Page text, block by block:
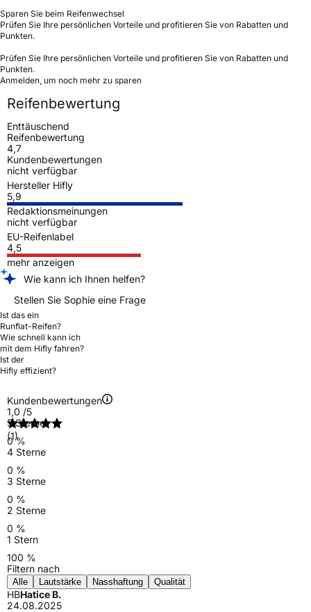
Sparen Sie beim Reifenwechsel
Prüfen Sie Ihre persönlichen Vorteile und profitieren Sie von Rabatten und
Punkten.
Prüfen Sie Ihre persönlichen Vorteile und profitieren Sie von Rabatten und
Punkten.
Anmelden, um noch mehr zu sparen
Reifenbewertung
Enttäuschend
Reifenbewertung
4,7
Kundenbewertungen
nicht verfügbar
Hersteller Hifly
5,9
Redaktionsmeinungen
nicht verfügbar
EU-Reifenlabel
4,5
mehr anzeigen
Wie kann ich Ihnen helfen?
Stellen Sie Sophie eine Frage
Ist das ein
Runflat-Reifen?
Wie schnell kann ich
mit dem Hifly fahren?
Ist der
Hifly effizient?
Kundenbewertungen
1,0 /5
(1)
5 Sterne
0 %
4 Sterne
0 %
3 Sterne
0 %
2 Sterne
0 %
1 Stern
100 %
Filtern nach
Alle Lautstärke Nasshaftung Qualität
HBHatice B.
24.08.2025